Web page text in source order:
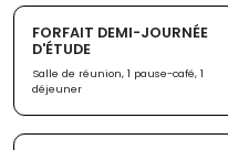
FORFAIT DEMI-JOURNÉE
D'ÉTUDE
Salle de réunion, 1 pause-café, 1
déjeuner